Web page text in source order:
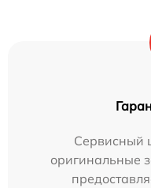
Сервисный
оригинальные